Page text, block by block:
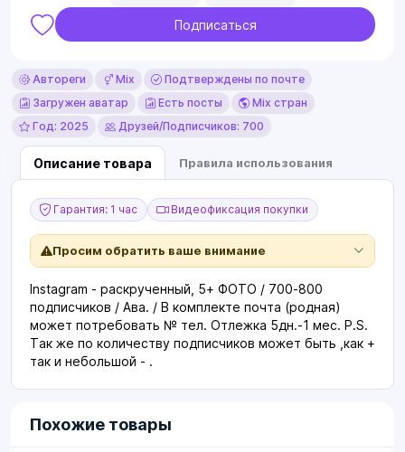
Подписаться
Автореги Mix
Подтверждены по почте
Загружен аватар
Есть посты
Mix стран
Год: 2025
Друзей/Подписчиков: 700
Описание товара Правила использования
Гарантия: 1 час Видеофиксация покупки
Просим обратить ваше внимание
Instagram - раскрученный, 5+ ФОТО / 700-800
подписчиков / Ава. / В комплекте почта (родная)
может потребовать № тел. Отлежка 5дн.-1 мес. P.S.
Так же по количеству подписчиков может быть ,как +
так и небольшой - .
Похожие товары